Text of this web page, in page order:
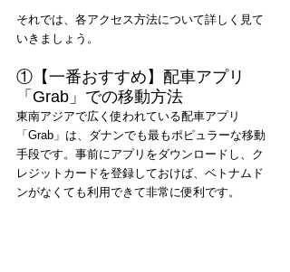
それでは、各アクセス方法について詳しく見て
いきましょう。
①【一番おすすめ】配車アプリ
「Grab」での移動方法
東南アジアで広く使われている配車アプリ
「Grab」は、ダナンでも最もポピュラーな移動
手段です。事前にアプリをダウンロードし、ク
レジットカードを登録しておけば、ベトナムド
ンがなくても利用できて非常に便利です。